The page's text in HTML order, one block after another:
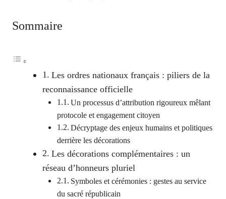
Sommaire
Les ordres nationaux français : piliers de la
reconnaissance officielle
Un processus d’attribution rigoureux mêlant
protocole et engagement citoyen
Décryptage des enjeux humains et politiques
derrière les décorations
Les décorations complémentaires : un
réseau d’honneurs pluriel
Symboles et cérémonies : gestes au service
du sacré républicain